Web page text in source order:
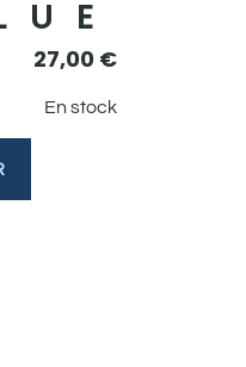
27,00 €
En stock